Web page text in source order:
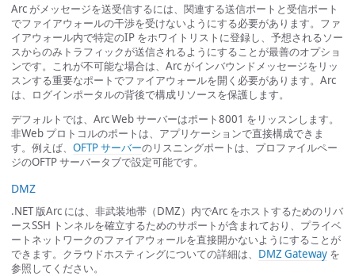
Arc がメッセージを送受信するには、関連する送信ポートと受信ポート
でファイアウォールの干渉を受けないようにする必要があります。ファ
イアウォール内で特定のIP をホワイトリストに登録し、予想されるソー
スからのみトラフィックが送信されるようにすることが最善のオプショ
ンです。これが不可能な場合は、Arc がインバウンドメッセージをリッ
スンする重要なポートでファイアウォールを開く必要があります。Arc
は、ログインポータルの背後で構成リソースを保護します。
デフォルトでは、Arc Web サーバーはポート8001 をリッスンします。
非Web プロトコルのポートは、アプリケーションで直接構成できま
す。例えば、 OFTP サーバーのリスニングポートは、プロファイルペー
ジのOFTP サーバータブで設定可能です。
DMZ
.NET 版Arc には、非武装地帯（DMZ）内でArc をホストするためのリバ
ースSSH トンネルを確立するためのサポートが含まれており、プライベ
ートネットワークのファイアウォールを直接開かないようにすることが
できます。クラウドホスティングについての詳細は、 DMZ Gateway を
参照してください。